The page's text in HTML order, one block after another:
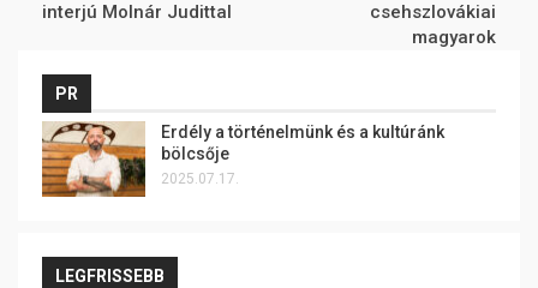
interjú Molnár Judittal
csehszlovákiai
magyarok
PR
Erdély a történelmünk és a kultúránk
bölcsője
2025.07.17.
LEGFRISSEBB